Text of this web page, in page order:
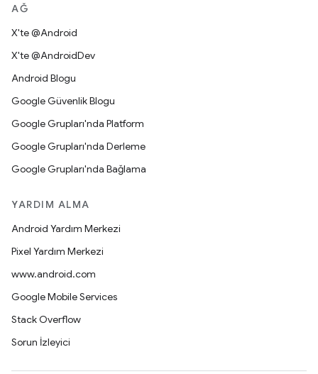
AĞ
X'te @Android
X'te @AndroidDev
Android Blogu
Google Güvenlik Blogu
Google Grupları'nda Platform
Google Grupları'nda Derleme
Google Grupları'nda Bağlama
YARDIM ALMA
Android Yardım Merkezi
Pixel Yardım Merkezi
www.android.com
Google Mobile Services
Stack Overflow
Sorun İzleyici